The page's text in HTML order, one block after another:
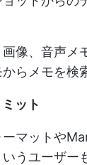
像、音声メ
らメモを検
ット
マットや
うユーザー